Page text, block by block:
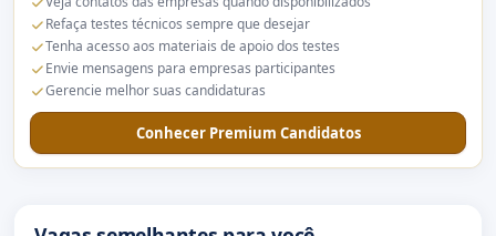
Refaça testes técnicos sempre que desejar
Tenha acesso aos materiais de apoio dos testes
Envie mensagens para empresas participantes
Gerencie melhor suas candidaturas
Conhecer Premium Candidatos